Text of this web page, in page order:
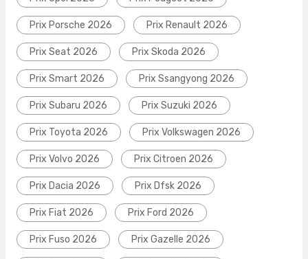
Prix Porsche 2026 Prix Renault 2026
Prix Seat 2026 Prix Skoda 2026
Prix Smart 2026 Prix Ssangyong 2026
Prix Subaru 2026 Prix Suzuki 2026
Prix Toyota 2026 Prix Volkswagen 2026
Prix Volvo 2026 Prix Citroen 2026
Prix Dacia 2026 Prix Dfsk 2026
Prix Fiat 2026 Prix Ford 2026
Prix Fuso 2026 Prix Gazelle 2026